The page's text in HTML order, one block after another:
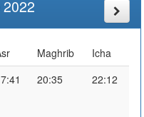
Maghrib
Icha
20:35 22:12